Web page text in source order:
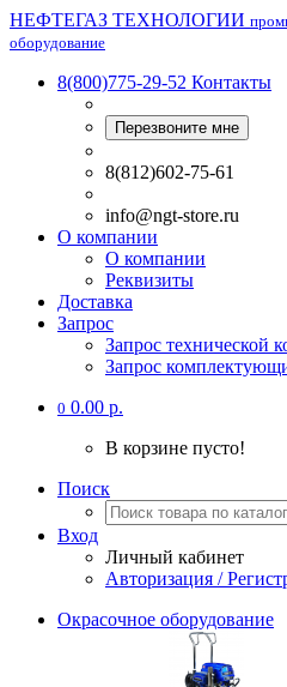
НЕФТЕГАЗ ТЕХНОЛОГИИ
оборудование
8(800)775-29-52 Контакты
Перезвоните мне
8(812)602-75-61
info@ngt-store.ru
О компании
О компании
Реквизиты
Доставка
Запрос
Запрос технической
Запрос
0 0.00 р.
В корзине пусто!
Поиск
Вход
Личный кабинет
Авторизация /
Окрасочное оборудование